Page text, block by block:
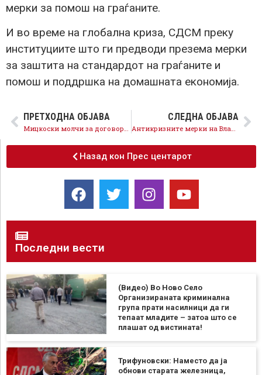
мерки за помош на граѓаните.
И во време на глобална криза, СДСМ преку
институциите што ги предводи презема мерки
за заштита на стандардот на граѓаните и
помош и поддршка на домашната економија.
ПРЕТХОДНА ОБЈАВА
Мицкоски молчи за договорите на Орце Ѓорѓиевски и 100.000 евра за партиски вработувања
СЛЕДНА ОБЈАВА
Антикризните мерки на Владата даваат резултат, цените на горивата во Северна Македонија се најниски во регионот
Назад кон Прес центарот
Последни вести
(Видео) Во Ново Село
Организираната криминална
група прати насилници да ги
тепаат младите – затоа што се
плашат од вистината!
Трифуновски: Наместо да ја
обнови старата железница,